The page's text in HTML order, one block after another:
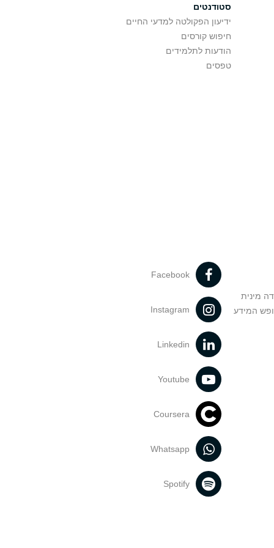
סטודנטים
ידיעון הפקולטה למדעי החיים
חיפוש קורסים
הודעות לתלמידים
טפסים
מינית
המידע
Facebook
Instagram
Linkedin
Youtube
Coursera
Whatsapp
Spotify